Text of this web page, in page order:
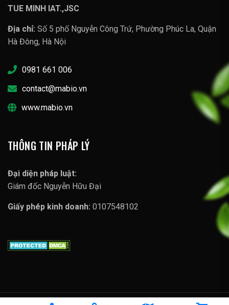
TUE MINH IAT.,JSC
Địa chỉ: Số 5 phố Nguyễn Công Trứ, Phường Phúc La, Quận
Hà Đông, Hà Nội
0981 661 006
contact@mabio.vn
www.mabio.vn
THÔNG TIN PHÁP LÝ
Đại diện pháp luật:
Giám đốc Nguyễn Hữu Đại
Giấy phép kinh doanh: 0107548102